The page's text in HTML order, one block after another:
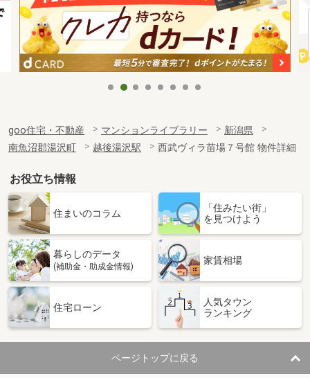
goo住宅・不動産 マンションライブラリー
新潟県
南魚沼郡湯沢町
越後湯沢駅 西武ヴィラ苗場７号館 物件詳細
お役立ち情報
住まいのコラム
「住みたい街」
を見つけよう
暮らしのデータ
(補助金・助成金情報)
家賃相場
住宅ローン
人気タウン
ランキング
ページトップに戻る